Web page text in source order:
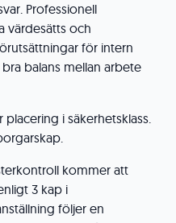
Professionell
värdesätts och
för intern
balans mellan arbete
placering i säkerhetsklass.
kommer att
3 kap i
följer en